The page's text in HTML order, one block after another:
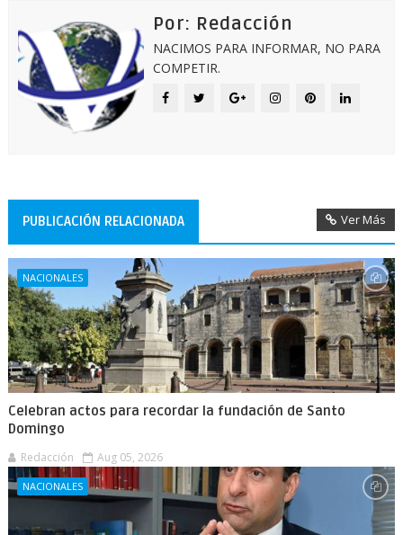
Por: Redacción
NACIMOS PARA INFORMAR, NO PARA
COMPETIR.
PUBLICACIÓN RELACIONADA Ver Más
NACIONALES
Celebran actos para recordar la fundación de Santo
Domingo
Redacción Aug 05, 2026
NACIONALES